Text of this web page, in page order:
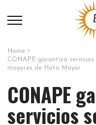
Home
CONAPE garantiza
mayores de Hato Mayor
CONAPE
servicios